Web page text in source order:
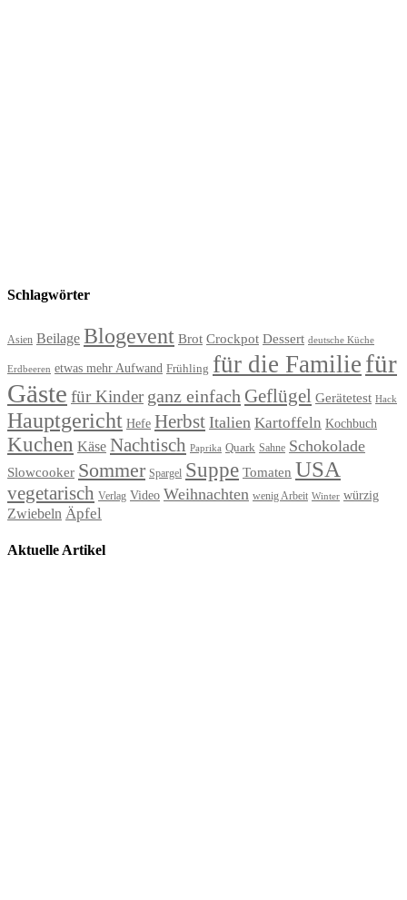
Schlagwörter
Asien Beilage Blogevent Brot Crockpot Dessert deutsche Küche
Erdbeeren etwas mehr Aufwand Frühling für die Familie für
Gäste für Kinder ganz einfach Geflügel Gerätetest Hack
Hauptgericht Hefe Herbst Italien Kartoffeln Kochbuch
Kuchen Käse Nachtisch Paprika Quark Sahne Schokolade
Slowcooker Sommer Spargel Suppe Tomaten USA
vegetarisch Verlag Video Weihnachten wenig Arbeit Winter würzig
Zwiebeln Äpfel
Aktuelle Artikel